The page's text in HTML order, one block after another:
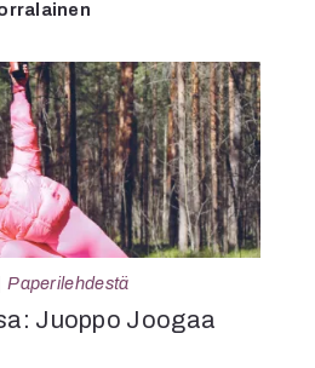
Paperilehdestä
Juoppo Joogaa